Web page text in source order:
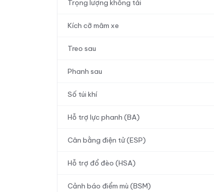
Trọng lượng không tải
Kích cỡ mâm xe
Treo sau
Phanh sau
Số túi khí
Hỗ trợ lực phanh (BA)
Cân bằng điện tử (ESP)
Hỗ trợ đổ đèo (HSA)
Cảnh báo điểm mù (BSM)